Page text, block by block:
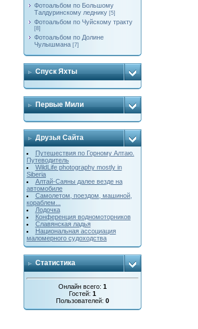
Фотоальбом по Большому
Талдуринскому леднику [5]
Фотоальбом по Чуйскому тракту
[8]
Фотоальбом по Долине
Чулышмана [7]
Спуск Яхты
Первые Мили
Друзья Сайта
Путешествия по Горному Алтаю.
Путеводитель
WildLife photography mostly in
Siberia
Алтай-Саяны далее везде на
автомобиле
Cамолетом, поездом, машиной,
кораблем...
Лодочка
Конференция водномоторников
Славянская ладья
Национальная ассоциация
маломерного судоходства
Статистика
Онлайн всего: 1
Гостей: 1
Пользователей: 0